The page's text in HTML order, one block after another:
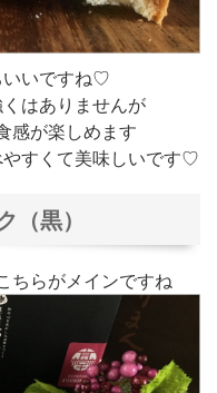
いいですね♡
はありませんが
感が楽しめます
すくて美味しいです♡
（黒）
ちらがメインですね